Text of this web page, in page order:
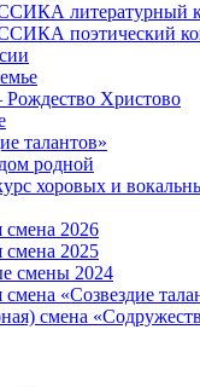
литературный
поэтический
Христово
талантов»
родной
хоровых и
смена 2026
смена 2025
смены 2024
«Созвездие
смена